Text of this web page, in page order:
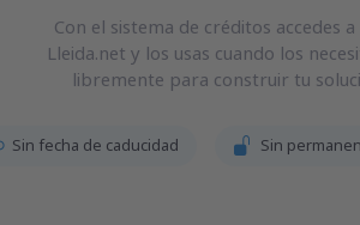
Con el sistema de créditos accedes
Lleida.net y los usas cuando los
libremente para construir tu
Sin fecha de caducidad Sin